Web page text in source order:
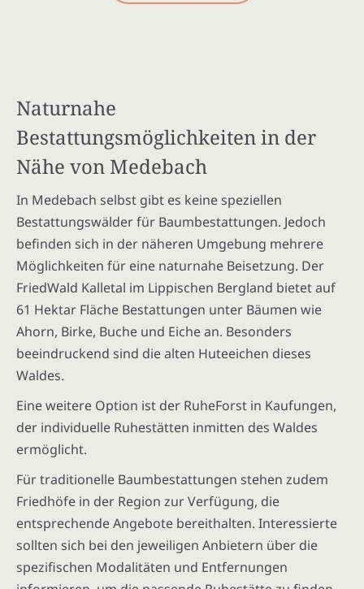
Naturnahe
Bestattungsmöglichkeiten in der
Nähe von Medebach
In Medebach selbst gibt es keine speziellen
Bestattungswälder für Baumbestattungen. Jedoch
befinden sich in der näheren Umgebung mehrere
Möglichkeiten für eine naturnahe Beisetzung. Der
FriedWald Kalletal im Lippischen Bergland bietet auf
61 Hektar Fläche Bestattungen unter Bäumen wie
Ahorn, Birke, Buche und Eiche an. Besonders
beeindruckend sind die alten Huteeichen dieses
Waldes.
Eine weitere Option ist der RuheForst in Kaufungen,
der individuelle Ruhestätten inmitten des Waldes
ermöglicht.
Für traditionelle Baumbestattungen stehen zudem
Friedhöfe in der Region zur Verfügung, die
entsprechende Angebote bereithalten. Interessierte
sollten sich bei den jeweiligen Anbietern über die
spezifischen Modalitäten und Entfernungen